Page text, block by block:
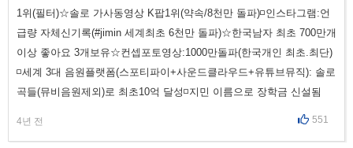
1위(필터)☆솔로 가사동영상 K팝1위(약속/8천만 돌파)◽인스타그램:언
급량 자체신기록(#jimin 세계최초 6천만 돌파)☆한국남자 최초 700만개
이상 좋아요 3개보유☆컨셉포토영상:1000만돌파(한국개인 최초.최단)
◽세계 3대 음원플랫폼(스포티파이+사운드클라우드+유튜브뮤직): 솔로
곡들(뮤비음원제외)로 최초10억 달성◽지민 이름으로 장학금 신설됨
4년 전 551